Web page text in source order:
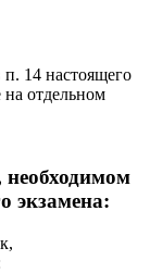
14 настоящего
на отдельном
необходимом
экзамена: